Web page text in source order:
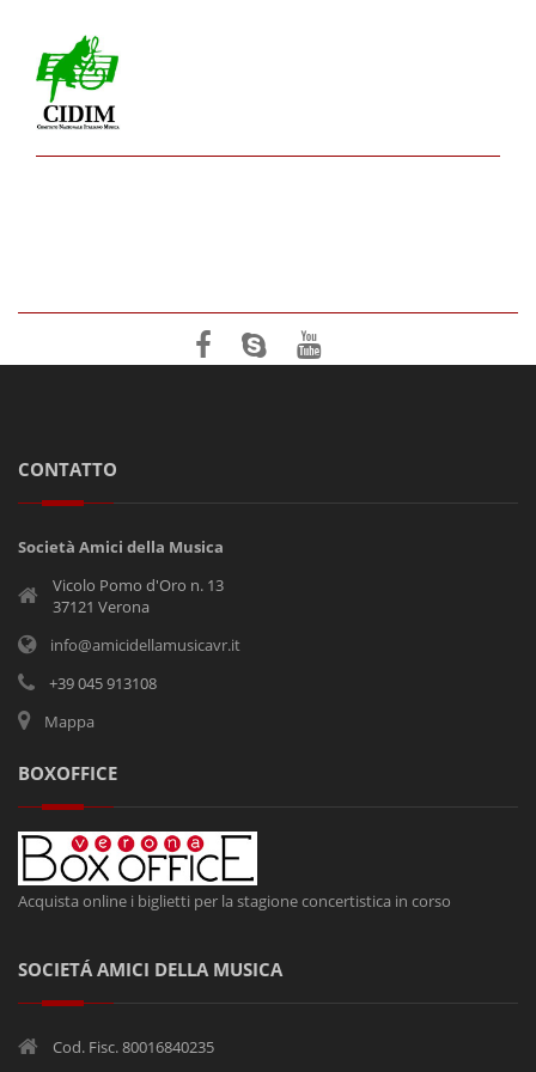
CONTATTO
Società Amici della Musica
Vicolo Pomo d'Oro n. 13
37121 Verona
info@amicidellamusicavr.it
+39 045 913108
Mappa
BOXOFFICE
Acquista online i biglietti per la stagione concertistica in corso
SOCIETÁ AMICI DELLA MUSICA
Cod. Fisc. 80016840235